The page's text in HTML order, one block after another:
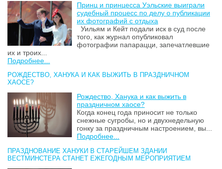
Принц и принцесса Уэльские выиграли
судебный процесс по делу о публикации
их фотографий с отдыха
Уильям и Кейт подали иск в суд после
того, как журнал опубликовал
фотографии папарацци, запечатлевшие
их и троих...
Подробнее...
РОЖДЕСТВО, ХАНУКА И КАК ВЫЖИТЬ В ПРАЗДНИЧНОМ
ХАОСЕ?
Рождество, Ханука и как выжить в
праздничном хаосе?
Когда конец года приносит не только
снежные сугробы, но и двухнедельную
гонку за праздничным настроением, вы...
Подробнее...
ПРАЗДНОВАНИЕ ХАНУКИ В СТАРЕЙШЕМ ЗДАНИИ
ВЕСТМИНСТЕРА СТАНЕТ ЕЖЕГОДНЫМ МЕРОПРИЯТИЕМ